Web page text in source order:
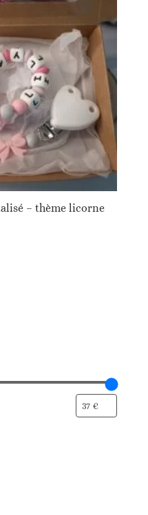
– thème licorne